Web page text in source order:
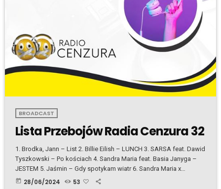
BROADCAST
Lista Przebojów Radia Cenzura 32
1. Brodka, Jann – List 2. Billie Eilish – LUNCH 3. SARSA feat. Dawid
Tyszkowski – Po kościach 4. Sandra Maria feat. Basia Janyga –
JESTEM 5. Jaśmin – Gdy spotykam wiatr 6. Sandra Maria x
Paprodziad x Wiktoria Kwiatkowska – Śpiewa Ziemia 7. Golden
today 28/06/2024 53